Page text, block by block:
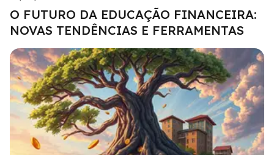
O FUTURO DA EDUCAÇÃO FINANCEIRA:
NOVAS TENDÊNCIAS E FERRAMENTAS